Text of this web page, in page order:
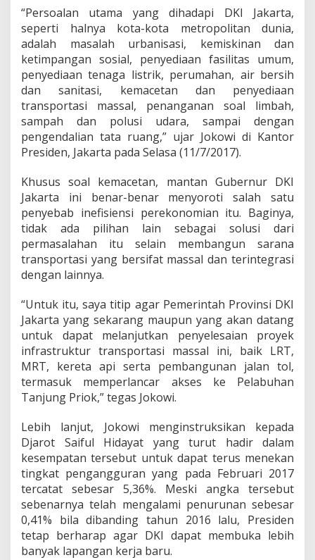
g
g
r
a
n
d
i
D
K
“Persoalan utama yang dihadapi DKI Jakarta,
seperti halnya kota-kota metropolitan dunia,
adalah masalah urbanisasi, kemiskinan dan
ketimpangan sosial, penyediaan fasilitas umum,
penyediaan tenaga listrik, perumahan, air bersih
dan sanitasi, kemacetan dan penyediaan
transportasi massal, penanganan soal limbah,
sampah dan polusi udara, sampai dengan
pengendalian tata ruang,” ujar Jokowi di Kantor
Presiden, Jakarta pada Selasa (11/7/2017).
Khusus soal kemacetan, mantan Gubernur DKI
Jakarta ini benar-benar menyoroti salah satu
penyebab inefisiensi perekonomian itu. Baginya,
tidak ada pilihan lain sebagai solusi dari
permasalahan itu selain membangun sarana
transportasi yang bersifat massal dan terintegrasi
dengan lainnya.
“Untuk itu, saya titip agar Pemerintah Provinsi DKI
Jakarta yang sekarang maupun yang akan datang
untuk dapat melanjutkan penyelesaian proyek
infrastruktur transportasi massal ini, baik LRT,
MRT, kereta api serta pembangunan jalan tol,
termasuk memperlancar akses ke Pelabuhan
Tanjung Priok,” tegas Jokowi.
Lebih lanjut, Jokowi menginstruksikan kepada
Djarot Saiful Hidayat yang turut hadir dalam
kesempatan tersebut untuk dapat terus menekan
tingkat pengangguran yang pada Februari 2017
tercatat sebesar 5,36%. Meski angka tersebut
sebenarnya telah mengalami penurunan sebesar
0,41% bila dibanding tahun 2016 lalu, Presiden
tetap berharap agar DKI dapat membuka lebih
banyak lapangan kerja baru.